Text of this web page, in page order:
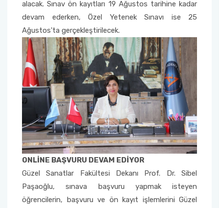
alacak. Sınav ön kayıtları 19 Ağustos tarihine kadar
devam ederken, Özel Yetenek Sınavı ise 25
Ağustos'ta gerçekleştirilecek.
ONLİNE BAŞVURU DEVAM EDİYOR
Güzel Sanatlar Fakültesi Dekanı Prof. Dr. Sibel
Paşaoğlu, sınava başvuru yapmak isteyen
öğrencilerin, başvuru ve ön kayıt işlemlerini Güzel
2022-2026 Stratejik Planı
Faaliyet Raporları
Akademik Tören
İlahiyat Fakültesi
İletişim Fakültesi
Kemer Denizcilik Fakültesi
Kumluca Sağlık Bilimleri Fakültesi
Manavgat Sosyal ve Beşeri Bilimler Fakültesi
Manavgat Turizm Fakültesi
Manavgat Yabancı Diller Fakültesi
Mimarlık Fakültesi
Sağlık Hizmetleri MYO
Serik Gülsün Süleyman Süral MYO
Sosyal Bilimler MYO
Teknik Bilimler MYO
Yapı İşleri ve Teknik Daire Başkanlığı
Uluslararası İlişkiler Ofisi
Mezun Bilgi Sistemi
Sıkça Sorulan Sorular
Online Sağlık Hizmetleri Randevu Sistemi
Yönetim Sistemi)
Dış Kaynaklı Proje Takip Sistemi
AB Projeleri
TÜBİTAK Projeleri
Web of Science
SciVal